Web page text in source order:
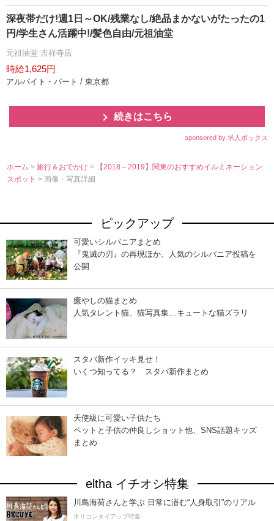
深夜帯だけ!週1日～OK/残業なし/絶品まかないがたったの1
円/学生さん活躍中!/髪色自由/元祖油堂
元祖油堂 吉祥寺店
時給1,625円
アルバイト・パート / 東京都
続きはこちら
sponsored by 求人ボックス
ホーム >旅行＆おでかけ>
【2018－2019】関東のおすすめイルミネーション
スポット> 画像・写真詳細
ピックアップ
可愛いシルバニアまとめ
『鬼滅の刃』の再現ほか、人気のシルバニア投稿を
公開
癒やしの猫まとめ
人気タレント猫、猫写真集…キュートな猫ズラリ
スタバ新作イッキ見せ！
いくつ知ってる？ スタバ新作まとめ
天使級に可愛い子供たち
ペットと子供の仲良しショット他、SNS話題キッズ
まとめ
eltha イチオシ特集
川島海荷さんと学ぶ 日常に潜む“人身取引”のリアル
オリコンタイアップ特集